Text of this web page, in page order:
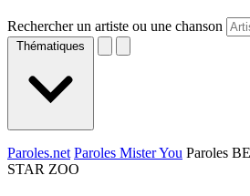
Rechercher un artiste ou une chanson
Thématiques
Paroles.net Paroles Mister You Paroles
STAR ZOO